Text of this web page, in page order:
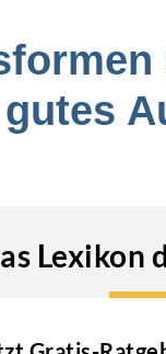
gutes